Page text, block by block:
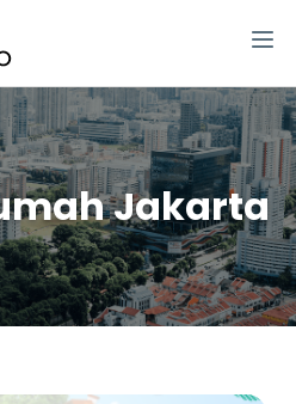
Jakarta